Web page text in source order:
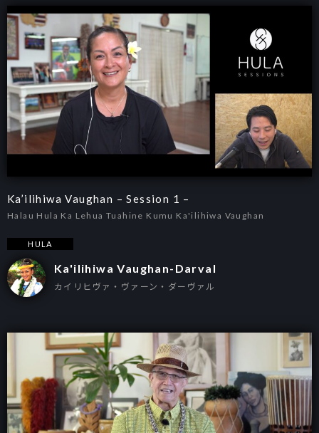
Ka’ilihiwa Vaughan – Session 1 –
Halau Hula Ka Lehua Tuahine Kumu Ka'ilihiwa Vaughan
HULA
Ka'ilihiwa Vaughan-Darval
カイリヒヴァ・ヴァーン・ダーヴァル